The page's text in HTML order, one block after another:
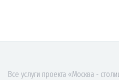
Все услуги проекта «Москва -